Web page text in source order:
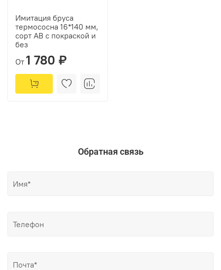
Имитация бруса
термососна 16*140 мм,
сорт АВ с покраской и
без
От 1 780 ₽
Обратная связь